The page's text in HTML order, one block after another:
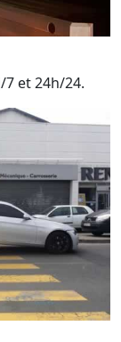
et 24h/24.